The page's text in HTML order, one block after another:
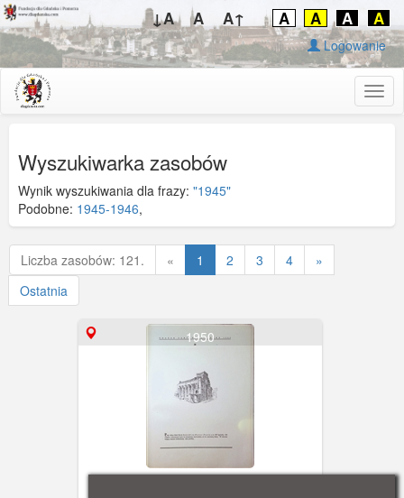
↓A A A↑ A A A A
Logowanie
Wyszukiwarka zasobów
Wynik wyszukiwania dla frazy: "1945"
Podobne: 1945-1946,
Liczba zasobów: 121. « Poprzednia
1 2 3 4
»
Ostatnia
1950